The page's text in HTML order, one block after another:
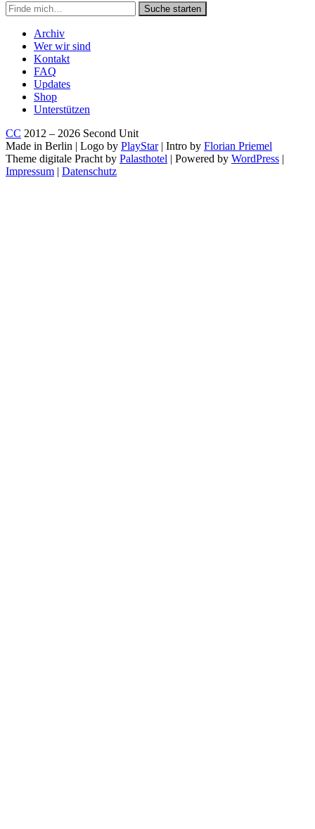
Suche
in
https://secondunit-
podcast.de/
Suche starten
Archiv
Wer wir sind
Kontakt
FAQ
Updates
Shop
Unterstützen
CC 2012 – 2026 Second Unit
Made in Berlin | Logo by PlayStar| Intro by Florian Priemel
Theme digitale Pracht by Palasthotel | Powered by WordPress |
Impressum | Datenschutz